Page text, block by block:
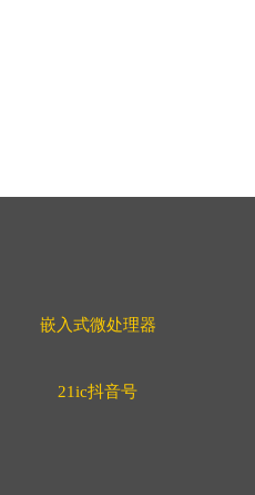
嵌入式微处理器
21ic抖音号